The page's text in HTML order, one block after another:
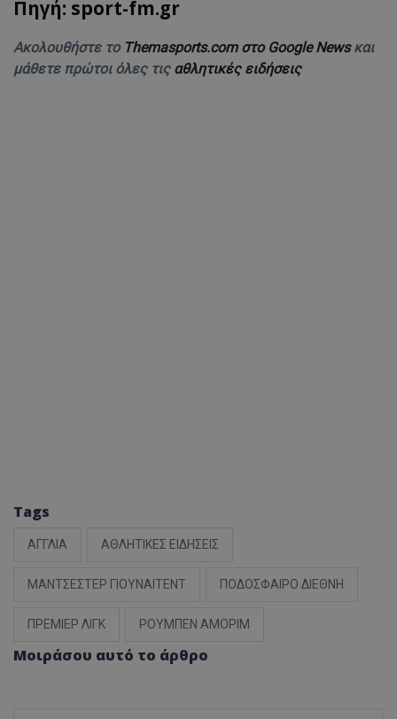
Πηγή: sport-fm.gr
Ακολουθήστε το Themasports.com στο Google Newsκαι
μάθετε πρώτοι όλες τις αθλητικές ειδήσεις
Tags
ΑΓΓΛΙΑ ΑΘΛΗΤΙΚΕΣ ΕΙΔΗΣΕΙΣ
ΜΑΝΤΣΕΣΤΕΡ ΓΙΟΥΝΑΙΤΕΝΤ ΠΟΔΟΣΦΑΙΡΟ ΔΙΕΘΝΗ
ΠΡΕΜΙΕΡ ΛΙΓΚ ΡΟΥΜΠΕΝ ΑΜΟΡΙΜ
Μοιράσου αυτό το άρθρο